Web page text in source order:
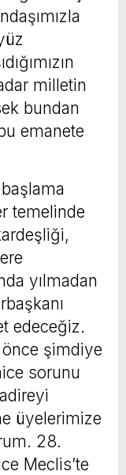
milletin
bundan
emanete
temelinde
yılmadan
edeceğiz.
şimdiye
sorunu
üyelerimize
28.
Meclis’te